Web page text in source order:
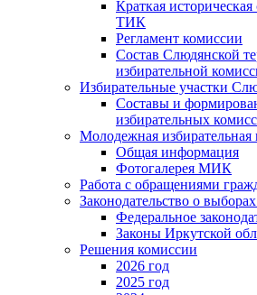
Краткая
ТИК
Регламент комиссии
Состав Слюдянской
избирательной
Избирательные участки
Составы и
избирательных
Молодежная избирательная
Общая информация
Фотогалерея МИК
Работа с обращениями
Законодательство о
Федеральное
Законы Иркутской
Решения комиссии
2026 год
2025 год